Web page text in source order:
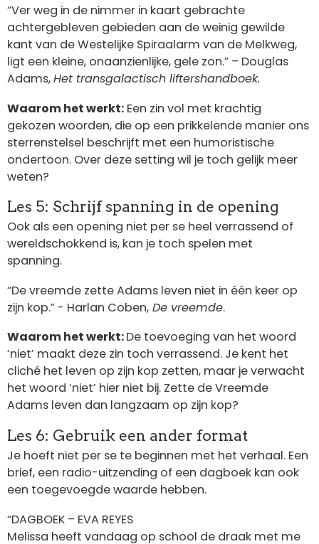
“Ver weg in de nimmer in kaart gebrachte
achtergebleven gebieden aan de weinig gewilde
kant van de Westelijke Spiraalarm van de Melkweg,
ligt een kleine, onaanzienlijke, gele zon.” – Douglas
Adams,Het transgalactisch liftershandboek.
Waarom het werkt: Een zin vol met krachtig
gekozen woorden, die op een prikkelende manier ons
sterrenstelsel beschrijft met een humoristische
ondertoon. Over deze setting wil je toch gelijk meer
weten?
Les 5: Schrijf spanning in de opening
Ook als een opening niet per se heel verrassend of
wereldschokkend is, kan je toch spelen met
spanning.
“De vreemde zette Adams leven niet in één keer op
zijn kop.” - Harlan Coben, De vreemde.
Waarom het werkt:De toevoeging van het woord
‘niet’ maakt deze zin toch verrassend. Je kent het
cliché het leven op zijn kop zetten, maar je verwacht
het woord ‘niet’ hier niet bij. Zette de Vreemde
Adams leven dan langzaam op zijn kop?
Les 6: Gebruik een ander format
Je hoeft niet per se te beginnen met het verhaal. Een
brief, een radio-uitzending of een dagboek kan ook
een toegevoegde waarde hebben.
“DAGBOEK – EVA REYES
Melissa heeft vandaag op school de draak met me